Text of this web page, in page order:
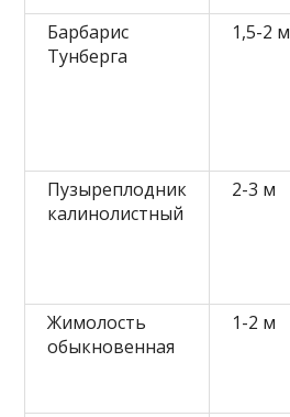
Барбарис
Тунберга
1,5-2 м
Пузыреплодник
калинолистный
2-3 м
Жимолость
обыкновенная
1-2 м